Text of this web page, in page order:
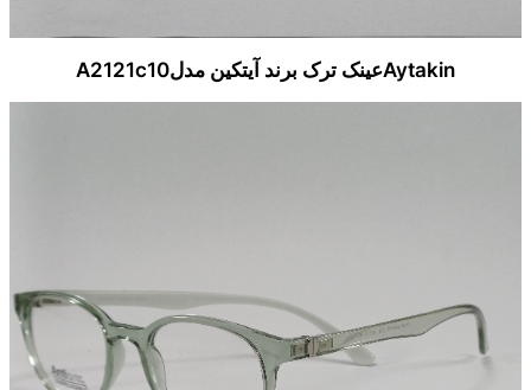
Aytakinعینک ترک برند آیتکین مدلA2121c10